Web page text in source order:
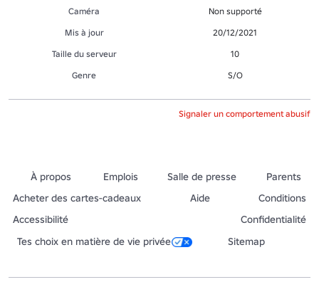
Caméra
Non supporté
Mis à jour
20/12/2021
Taille du serveur
10
Genre
S/O
Signaler un comportement abusif
À propos Emplois Salle de presse
Parents
Acheter des cartes-cadeaux
Aide
Conditions
Accessibilité
Confidentialité
Tes choix en matière de vie privée
Sitemap